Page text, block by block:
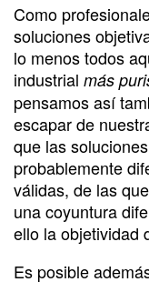
Como
soluciones
lo menos todos
industrial más
pensamos así
escapar de
que las
probablemente
válidas, de las
una coyuntura
ello la objetividad
Es posible